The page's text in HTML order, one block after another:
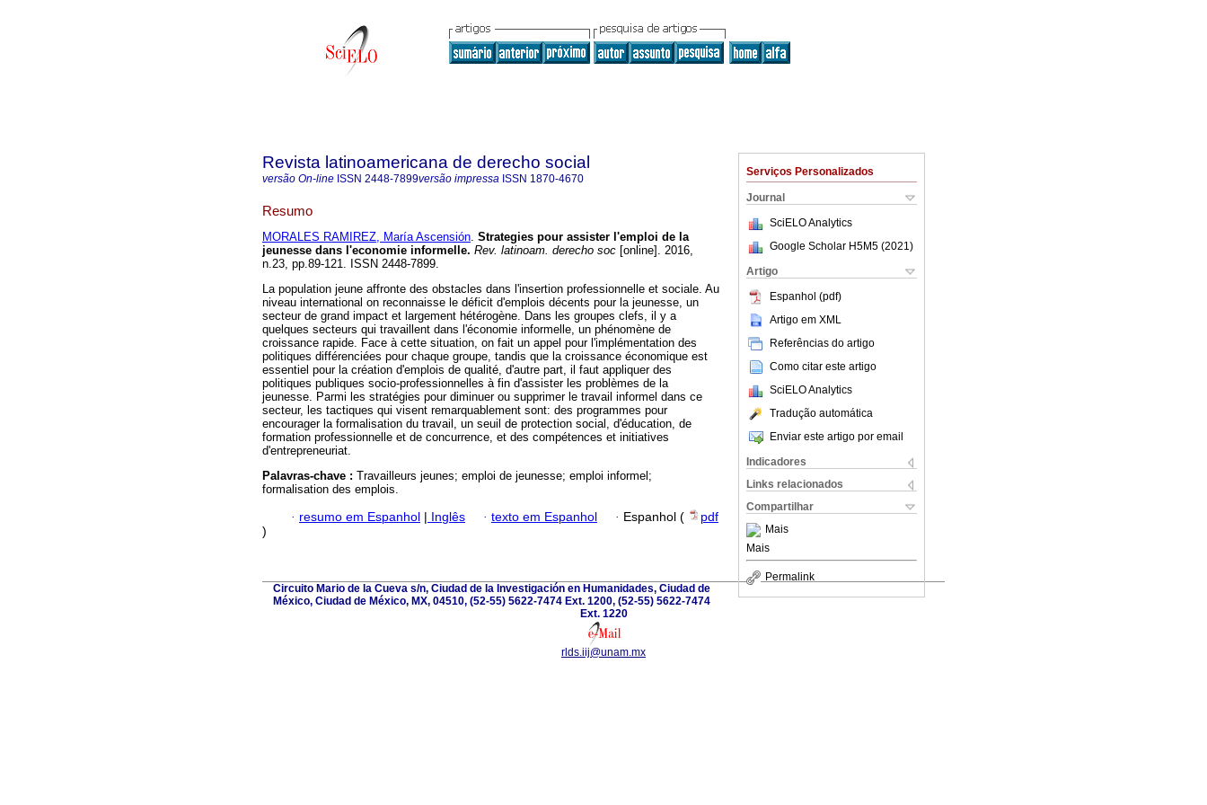
Serviços Personalizados
Journal
SciELO Analytics
Google Scholar H5M5 (2021 )
Artigo
Espanhol (pdf)
Artigo em XML
Referências do artigo
Como citar este artigo
SciELO Analytics
Tradução automática
Enviar este artigo por email
Indicadores
Links relacionados
Compartilhar
Mais
Mais
Permalink
Revista latinoamericana de derecho social
versão On-line ISSN 2448-7899versão impressa ISSN 1870-4670
Resumo
MORALES RAMIREZ, María Ascensión. Strategies pour assister l'emploi de la
jeunesse dans l'economie informelle. Rev. latinoam. derecho soc [online]. 2016,
n.23, pp.89-121. ISSN 2448-7899.
La population jeune affronte des obstacles dans l'insertion professionnelle et sociale. Au
niveau international on reconnaisse le déficit d'emplois décents pour la jeunesse, un
secteur de grand impact et largement hétérogène. Dans les groupes clefs, il y a
quelques secteurs qui travaillent dans l'économie informelle, un phénomène de
croissance rapide. Face à cette situation, on fait un appel pour l'implémentation des
politiques différenciées pour chaque groupe, tandis que la croissance économique est
essentiel pour la création d'emplois de qualité, d'autre part, il faut appliquer des
politiques publiques socio-professionnelles à fin d'assister les problèmes de la
jeunesse. Parmi les stratégies pour diminuer ou supprimer le travail informel dans ce
secteur, les tactiques qui visent remarquablement sont: des programmes pour
encourager la formalisation du travail, un seuil de protection social, d'éducation, de
formation professionnelle et de concurrence, et des compétences et initiatives
d'entrepreneuriat.
Palavras-chave : Travailleurs jeunes; emploi de jeunesse; emploi informel;
formalisation des emplois.
· resumo em Espanhol | Inglês · texto em Espanhol · Espanhol (
pdf
)
Circuito Mario de la Cueva s/n, Ciudad de la Investigación en Humanidades, Ciudad de
México, Ciudad de México, MX, 04510, (52-55) 5622-7474 Ext. 1200, (52-55) 5622-7474
Ext. 1220
rlds.iij@unam.mx